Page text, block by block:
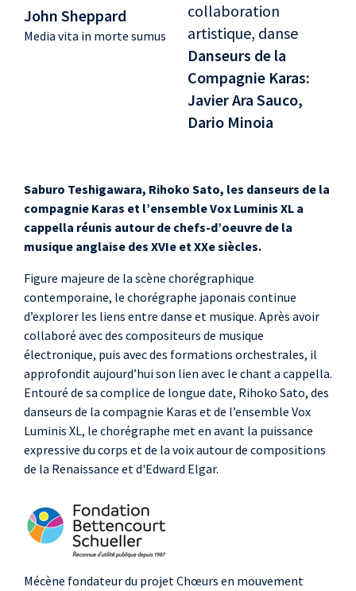
John Sheppard
Media vita in morte sumus
collaboration
artistique, danse
Danseurs de la
Compagnie Karas:
Javier Ara Sauco,
Dario Minoia
Saburo Teshigawara, Rihoko Sato, les danseurs de la
compagnie Karas et l’ensemble Vox Luminis XL a
cappella réunis autour de chefs-d’oeuvre de la
musique anglaise des XVIe et XXe siècles.
Figure majeure de la scène chorégraphique
contemporaine, le chorégraphe japonais continue
d’explorer les liens entre danse et musique. Après avoir
collaboré avec des compositeurs de musique
électronique, puis avec des formations orchestrales, il
approfondit aujourd’hui son lien avec le chant a cappella.
Entouré de sa complice de longue date, Rihoko Sato, des
danseurs de la compagnie Karas et de l’ensemble Vox
Luminis XL, le chorégraphe met en avant la puissance
expressive du corps et de la voix autour de compositions
de la Renaissance et d'Edward Elgar.
Mécène fondateur du projet Chœurs en mouvement